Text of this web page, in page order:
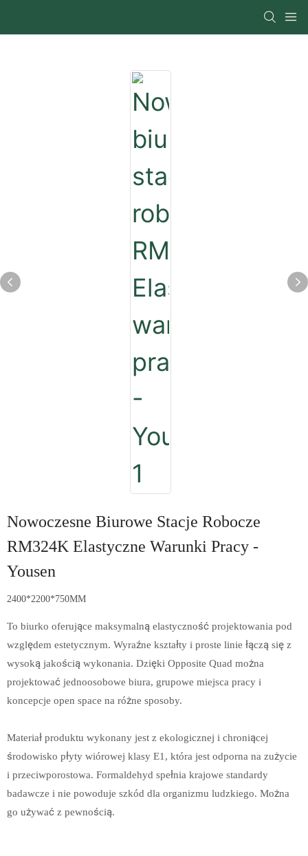
Nowoczesne Biurowe Stacje Robocze
RM324K Elastyczne Warunki Pracy -
Yousen
2400*2200*750MM
To biurko oferujące maksymalną elastyczność projektowania pod
względem estetycznym. Wyraźne kształty i proste linie łączą się z
wysoką jakością wykonania. Dzięki Opposite Quad można
projektować jednoosobowe biura, grupowe miejsca pracy i
koncepcje open space na różne sposoby.
Materiał produktu wykonany jest z ekologicznej i chroniącej
środowisko płyty wiórowej klasy E1, która jest odporna na zużycie
i przeciwporostowa. Formaldehyd spełnia krajowe standardy
badawcze i nie powoduje szkód dla organizmu ludzkiego. Można
go używać z pewnością.